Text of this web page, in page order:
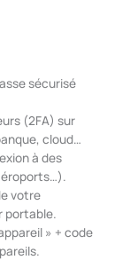
sécurisé
(2FA) sur
cloud…
à des
votre
portable.
» + code